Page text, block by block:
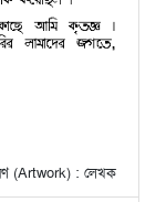
(Artwork) : লেখক